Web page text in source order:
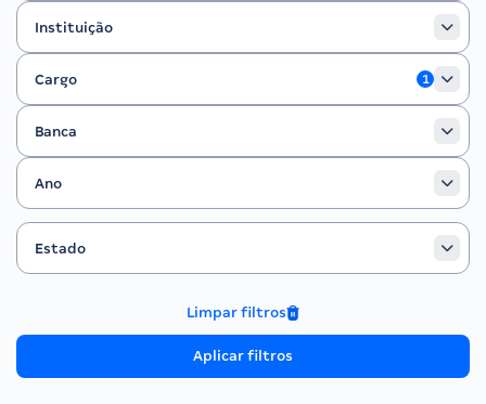
Instituição
Instituição
Cargo
Cargo
1
Banca
Banca
Ano
Ano
Filtrar por Estado
Estado
Estado
Limpar filtros
Aplicar filtros